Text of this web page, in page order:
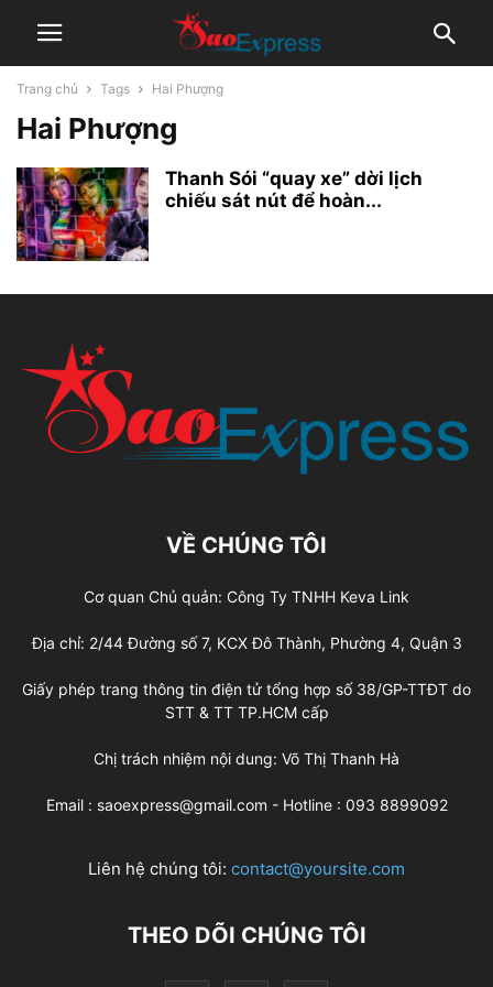
Trang chủ Tags Hai Phượng
Hai Phượng
Thanh Sói “quay xe” dời lịch
chiếu sát nút để hoàn...
VỀ CHÚNG TÔI
Cơ quan Chủ quản: Công Ty TNHH Keva Link
Địa chỉ: 2/44 Đường số 7, KCX Đô Thành, Phường 4, Quận 3
Giấy phép trang thông tin điện tử tổng hợp số 38/GP-TTĐT do
STT & TT TP.HCM cấp
Chị trách nhiệm nội dung: Võ Thị Thanh Hà
Email : saoexpress@gmail.com - Hotline : 093 8899092
Liên hệ chúng tôi: contact@yoursite.com
THEO DÕI CHÚNG TÔI